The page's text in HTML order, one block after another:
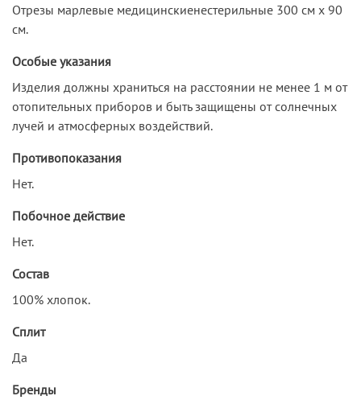
Отрезы марлевые медицинскиенестерильные 300 см х 90
см.
Особые указания
Изделия должны храниться на расстоянии не менее 1 м от
отопительных приборов и быть защищены от солнечных
лучей и атмосферных воздействий.
Противопоказания
Нет.
Побочное действие
Нет.
Состав
100% хлопок.
Сплит
Да
Бренды